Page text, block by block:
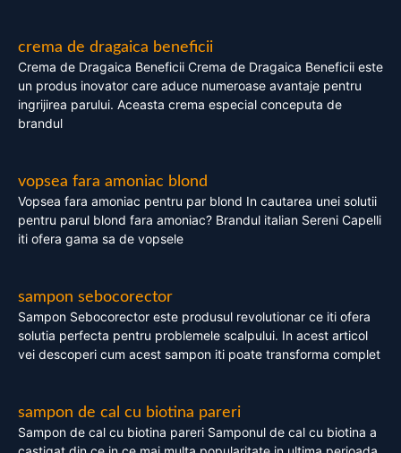
crema de dragaica beneficii
Crema de Dragaica Beneficii Crema de Dragaica Beneficii este
un produs inovator care aduce numeroase avantaje pentru
ingrijirea parului. Aceasta crema especial conceputa de
brandul
vopsea fara amoniac blond
Vopsea fara amoniac pentru par blond In cautarea unei solutii
pentru parul blond fara amoniac? Brandul italian Sereni Capelli
iti ofera gama sa de vopsele
sampon sebocorector
Sampon Sebocorector este produsul revolutionar ce iti ofera
solutia perfecta pentru problemele scalpului. In acest articol
vei descoperi cum acest sampon iti poate transforma complet
sampon de cal cu biotina pareri
Sampon de cal cu biotina pareri Samponul de cal cu biotina a